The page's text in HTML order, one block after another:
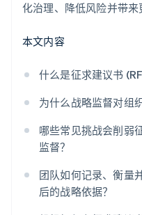
化治理、降低风险并带来
本文内容
什么是征求建议书
为什么战略监督对组
哪些常见挑战会削弱
监督？
团队如何记录、衡量
后的战略依据？